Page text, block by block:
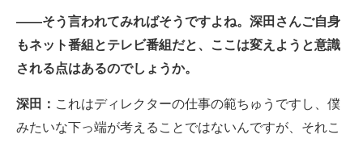
――そう言われてみればそうですよね。深田さんご自身
もネット番組とテレビ番組だと、ここは変えようと意識
される点はあるのでしょうか。
深田： これはディレクターの仕事の範ちゅうですし、僕
みたいな下っ端が考えることではないんですが、それこ